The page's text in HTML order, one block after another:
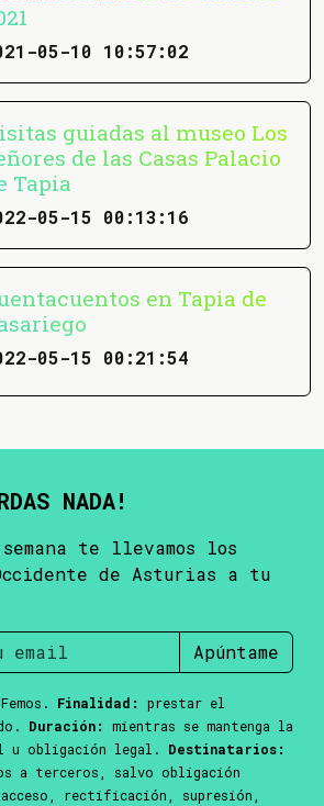
05-10 10:57:02
guiadas al museo Los
de las Casas Palacio
Tapia
05-15 00:13:16
en Tapia de
05-15 00:21:54
NADA!
te llevamos los
de Asturias a tu
Apúntame
Finalidad:
prestar el
Duración:
mientras se mantenga la
u obligación legal. Destinatarios:
a terceros, salvo obligación
acceso, rectificación, supresión,